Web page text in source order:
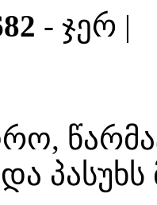
- ჯერ |